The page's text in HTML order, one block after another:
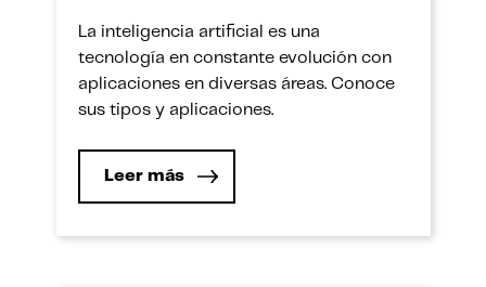
La inteligencia artificial es una
tecnología en constante evolución con
aplicaciones en diversas áreas. Conoce
sus tipos y aplicaciones.
Leer más